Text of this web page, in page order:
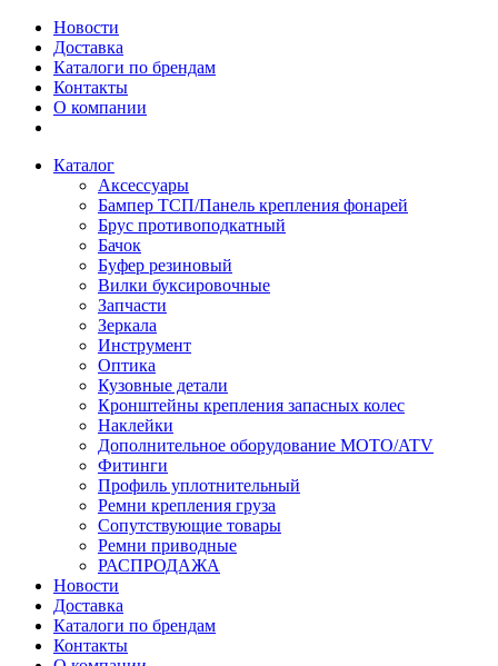
Новости
Доставка
Каталоги по брендам
Контакты
О компании
Каталог
Аксессуары
Бампер ТСП/Панель крепления фонарей
Брус противоподкатный
Бачок
Буфер резиновый
Вилки буксировочные
Запчасти
Зеркала
Инструмент
Оптика
Кузовные детали
Кронштейны крепления запасных колес
Наклейки
Дополнительное оборудование MOTO/ATV
Фитинги
Профиль уплотнительный
Ремни крепления груза
Сопутствующие товары
Ремни приводные
РАСПРОДАЖА
Новости
Доставка
Каталоги по брендам
Контакты